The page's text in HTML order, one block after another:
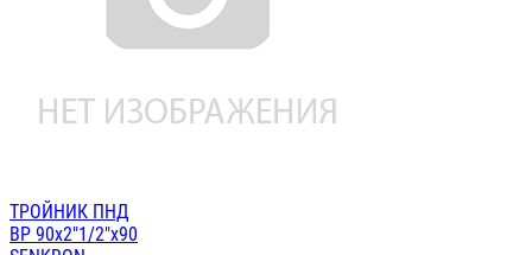
ТРОЙНИК ПНД
ВР 90х2"1/2"х90